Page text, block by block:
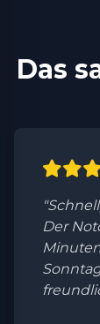
Das
Der